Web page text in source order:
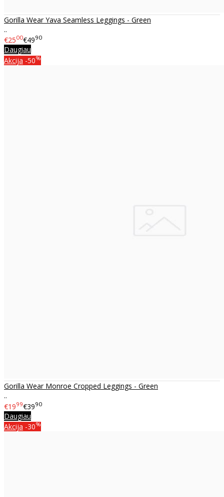
Gorilla Wear Yava Seamless Leggings - Green
..
€2500€4990
Daugiau
Akcija -50%
Gorilla Wear Monroe Cropped Leggings - Green
..
€1999€3990
Daugiau
Akcija -30%